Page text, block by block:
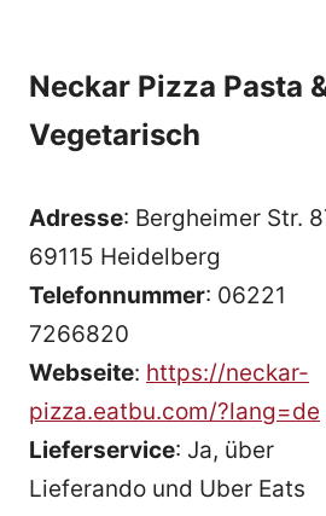
Neckar Pizza Pasta
Vegetarisch
Adresse: Bergheimer Str.
69115 Heidelberg
Telefonnummer: 06221
7266820
Webseite: https://neckar-
pizza.eatbu.com/?lang=de
Lieferservice: Ja, über
Lieferando und Uber Eats